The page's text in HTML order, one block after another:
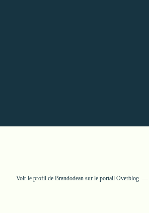
Voir le profil de Brandodean sur le portail Overblog